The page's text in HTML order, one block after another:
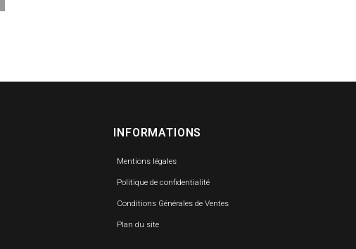
INFORMATIONS
Mentions légales
Politique de confidentialité
Conditions Générales de Ventes
Plan du site